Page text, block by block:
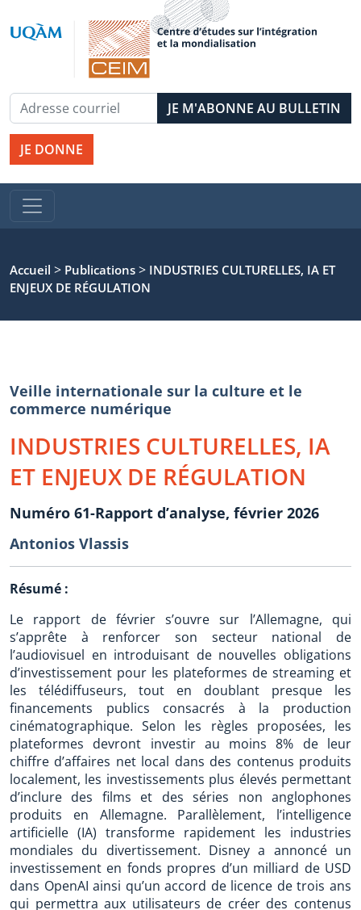
JE DONNE
Accueil > Publications > INDUSTRIES CULTURELLES, IA ET
ENJEUX DE RÉGULATION
Veille internationale sur la culture et le
commerce numérique
INDUSTRIES CULTURELLES, IA
ET ENJEUX DE RÉGULATION
Numéro 61-Rapport d’analyse, février 2026
Antonios Vlassis
Résumé :
Le rapport de février s’ouvre sur l’Allemagne, qui
s’apprête à renforcer son secteur national de
l’audiovisuel en introduisant de nouvelles obligations
d’investissement pour les plateformes de streaming et
les télédiffuseurs, tout en doublant presque les
financements publics consacrés à la production
cinématographique. Selon les règles proposées, les
plateformes devront investir au moins 8% de leur
chiffre d’affaires net local dans des contenus produits
localement, les investissements plus élevés permettant
d’inclure des films et des séries non anglophones
produits en Allemagne. Parallèlement, l’intelligence
artificielle (IA) transforme rapidement les industries
mondiales du divertissement. Disney a annoncé un
investissement en fonds propres d’un milliard de USD
dans OpenAI ainsi qu’un accord de licence de trois ans
qui permettra aux utilisateurs de créer des contenus